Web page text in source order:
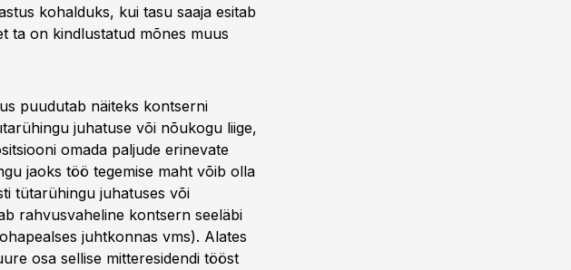
kohalduks, kui tasu saaja esitab
ta on kindlustatud mõnes muus
puudutab näiteks kontserni
juhatuse või nõukogu liige,
omada paljude erinevate
jaoks töö tegemise maht võib olla
tütarühingu juhatuses või
rahvusvaheline kontsern seeläbi
juhtkonnas vms). Alates
osa sellise mitteresidendi tööst